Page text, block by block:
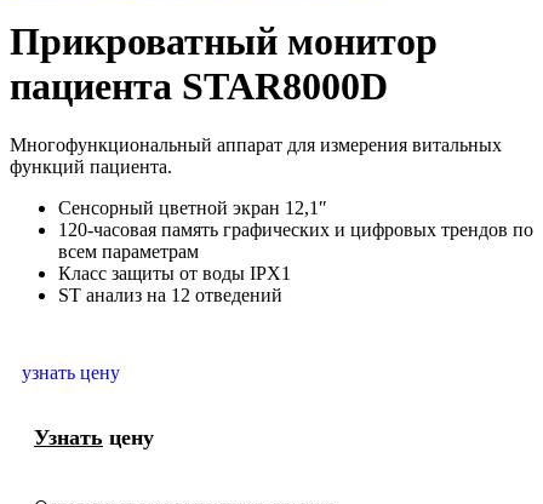
Прикроватный монитор
пациента STAR8000D
Многофункциональный аппарат для измерения витальных
функций пациента.
Сенсорный цветной экран 12,1″
120-часовая память графических и цифровых трендов по
всем параметрам
Класс защиты от воды IPX1
ST анализ на 12 отведений
узнать цену
Узнать цену